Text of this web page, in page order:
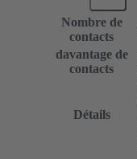
Nombre de
contacts
davantage de
contacts
Détails